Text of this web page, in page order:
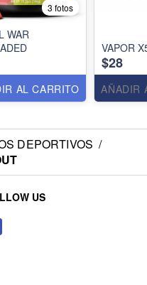
3 fotos
WAR
AL CARRITO
VAPOR
$28
AÑADIR
DEPORTIVOS /
US